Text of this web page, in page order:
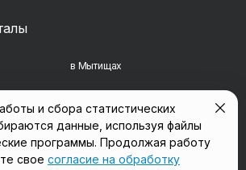
в Мытищах
в Люберцах
в Королёве
и сбора статистических
данные, используя файлы
программы. Продолжая работу
свое согласие на обработку